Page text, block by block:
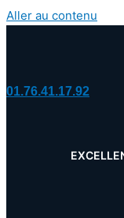
Aller au contenu
01.76.41.17.92